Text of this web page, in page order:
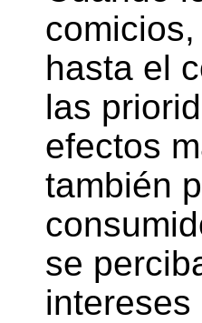
hasta el
las
efectos
también
se